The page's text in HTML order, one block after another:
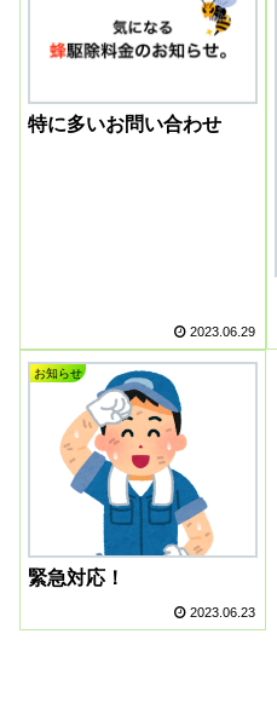
特に多いお問い合わせ
2023.06.29
お知らせ
緊急対応！
2023.06.23